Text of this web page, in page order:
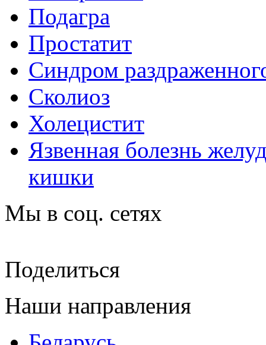
Подагра
Простатит
Синдром
Сколиоз
Холецистит
Язвенная болезнь
кишки
Мы в соц. сетях
Поделиться
Наши направления